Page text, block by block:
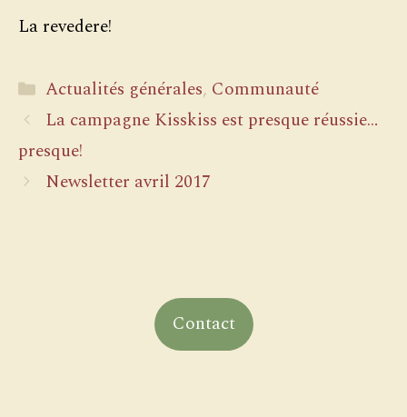
La revedere!
Catégories
Actualités générales, Communauté
La campagne Kisskiss est presque réussie…
presque!
Newsletter avril 2017
Contact